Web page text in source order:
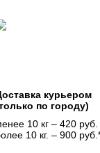
курьером
по городу)
10 кг – 420 руб.
10 кг. – 900